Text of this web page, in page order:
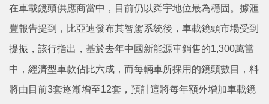
在車載鏡頭供應商當中，目前仍以舜宇地位最為穩固。據滙
豐報告提到，比亞迪發布其智駕系統後，車載鏡頭市場受到
提振，該行指出，基於去年中國新能源車銷售的1,300萬當
中，經濟型車款佔比六成，而每輛車所採用的鏡頭數目，料
將由目前3套逐漸增至12套，預計這將每年額外增加車載鏡